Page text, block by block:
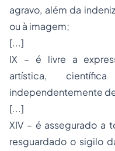
agravo, além da
ou à imagem;
[...]
IX – é livre a
artística,
independentemente
[...]
XIV – é assegurado a
resguardado o sigilo